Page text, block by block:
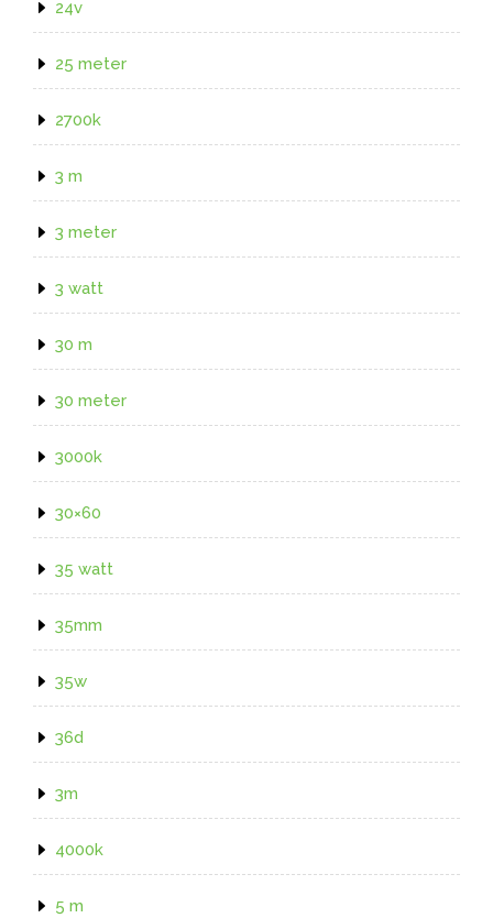
24v
25 meter
2700k
3 m
3 meter
3 watt
30 m
30 meter
3000k
30×60
35 watt
35mm
35w
36d
3m
4000k
5 m